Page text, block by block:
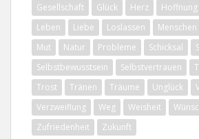
Gesellschaft
Glück Herz Hoffnung
Leben
Liebe Loslassen Menschen
Mut
Natur Probleme Schicksal
Selbstbewusstsein
Selbstvertrauen
Trost
Tränen Träume Unglück
Verzweiflung
Weg Weisheit
Zufriedenheit
Zukunft